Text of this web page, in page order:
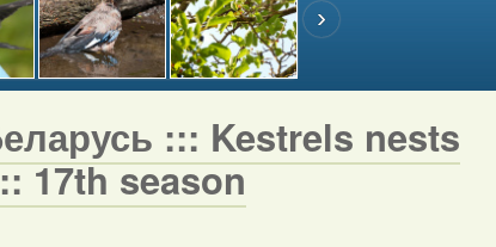
::: Kestrels nests
17th season